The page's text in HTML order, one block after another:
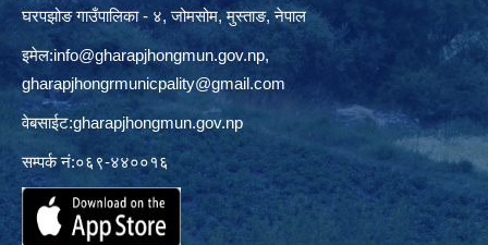
घरपझोङ गाउँपालिका - ४, जोमसोम, मुस्ताङ, नेपाल
इमेल:info@gharapjhongmun.gov.np,
gharapjhongrmunicpality@gmail.com
वेबसाईट:gharapjhongmun.gov.np
सम्पर्क नं:०६९-४४००१६